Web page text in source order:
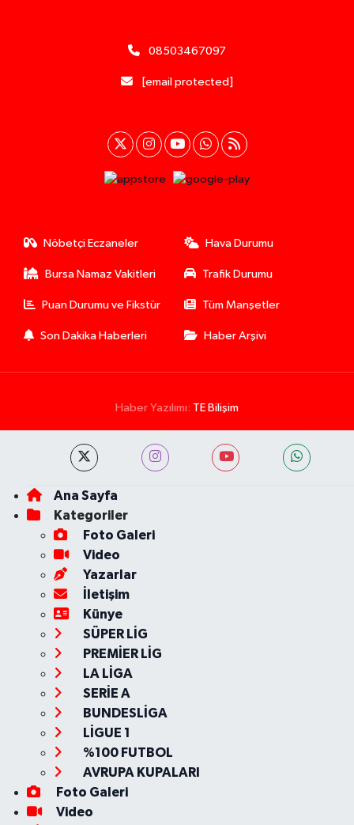
08503467097
[email protected]
Nöbetçi Eczaneler Hava Durumu
Bursa Namaz Vakitleri Trafik Durumu
Puan Durumu ve Fikstür Tüm Manşetler
Son Dakika Haberleri Haber Arşivi
Haber Yazılımı: TE Bilişim
Ana Sayfa
Kategoriler
Foto Galeri
Video
Yazarlar
İletişim
Künye
SÜPER LİG
PREMİER LİG
LA LİGA
SERİE A
BUNDESLİGA
LİGUE 1
%100 FUTBOL
AVRUPA KUPALARI
Foto Galeri
Video